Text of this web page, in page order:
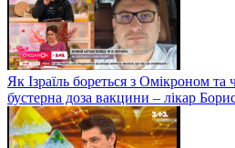
Як Ізраїль бореться з Омікроном та
бустерна доза вакцини – лікар